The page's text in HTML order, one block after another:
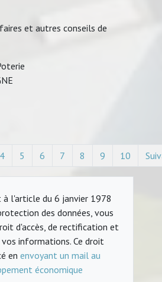
et autres conseils de
4 5 6 7 8 9 10
l'article du 6 janvier 1978
des données, vous
d'accès, de rectification et
informations. Ce droit
en envoyant un mail au
économique